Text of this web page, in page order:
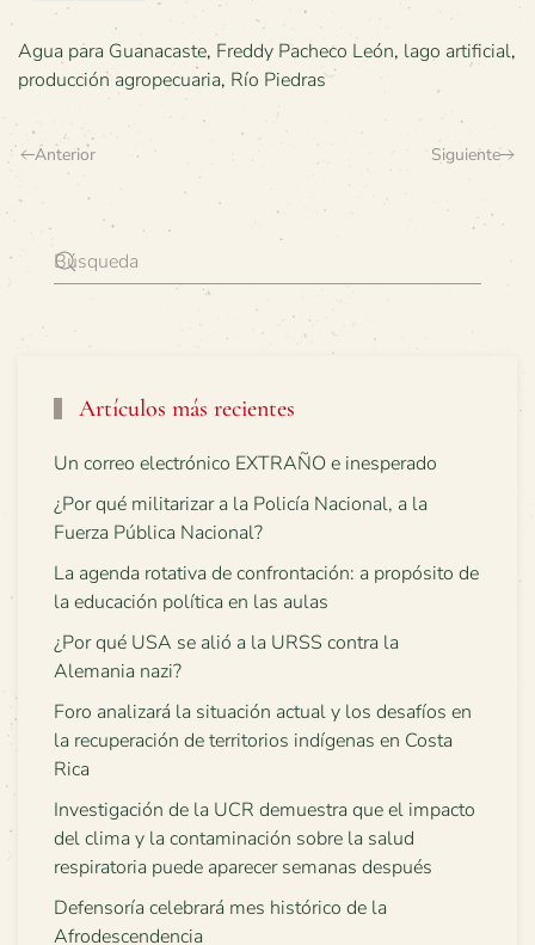
Agua para Guanacaste, Freddy Pacheco León, lago artificial,
producción agropecuaria, Río Piedras
Anterior Siguiente
Artículos más recientes
Un correo electrónico EXTRAÑO e inesperado
¿Por qué militarizar a la Policía Nacional, a la
Fuerza Pública Nacional?
La agenda rotativa de confrontación: a propósito de
la educación política en las aulas
¿Por qué USA se alió a la URSS contra la
Alemania nazi?
Foro analizará la situación actual y los desafíos en
la recuperación de territorios indígenas en Costa
Rica
Investigación de la UCR demuestra que el impacto
del clima y la contaminación sobre la salud
respiratoria puede aparecer semanas después
Defensoría celebrará mes histórico de la
Afrodescendencia